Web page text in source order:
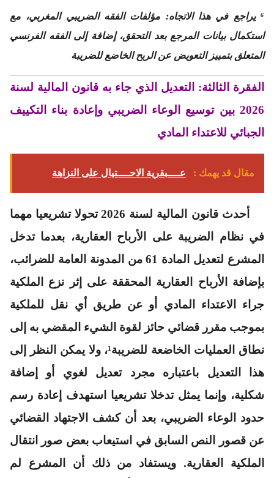
⁶ يراجع في هذا الاتجاه: مؤلفات الفقه الضريبي المغربي، مع
استكمال بيانات المرجع بعد التحقق، إضافة إلى الفقه الفرنسي
المتعلق بتمييز التعويض عن الربح الخاضع للضريبة
الفقرة الثالثة:
التعديل الذي جاء به قانون المالية لسنة
2026 بين توسيع الوعاء الضريبي وإعادة بناء التكييف
الجبائي للاعتداء المادي
مقال قد يهمك : عــــبقرية الاحــــتيال على النزاهة
أحدث قانون المالية لسنة 2026 تحولا تشريعيا مهما
في نظام الضريبة على الأرباح العقارية، بعدما تدخل
المشرع لتعديل المادة 61 من المدونة العامة للضرائب،
بإضافة الأرباح العقارية المحققة على إثر نزع الملكية
جراء الاعتداء المادي أو عن طريق أي نقل للملكية
بموجب مقرر قضائي حائز لقوة الشيء المقضي به إلى
نطاق العمليات الخاضعة للضريبة¹، ولا يمكن النظر إلى
هذا التعديل باعتباره مجرد تعديل لغوي أو إضافة
شكلية، وإنما يمثل تدخلا تشريعيا استهدف إعادة رسم
حدود الوعاء الضريبي، بعد أن كشف الاجتهاد القضائي
عن قصور النص السابق في استيعاب بعض صور انتقال
الملكية العقارية. ويستفاد من ذلك أن المشرع لم